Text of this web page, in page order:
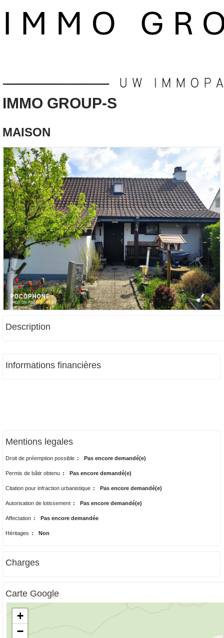
IMMO GROUP-S
MAISON
Description
Informations financières
Mentions legales
Droit de préemption possible : Pas encore demandé(e)
Permis de bâtir obtenu : Pas encore demandé(e)
Citation pour infraction urbanistique : Pas encore demandé(e)
Autorisation de lotissement : Pas encore demandé(e)
Affectation : Pas encore demandée
Héritages : Non
Charges
Carte Google
+
−